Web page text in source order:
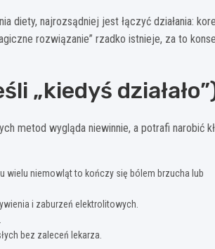
diety, najrozsądniej jest łączyć działania:
rozwiązanie” rzadko istnieje, za to
„kiedyś
metod wygląda niewinnie, a potrafi narobić
wielu niemowląt to kończy się bólem brzucha lub
i zaburzeń elektrolitowych.
bez zaleceń lekarza.